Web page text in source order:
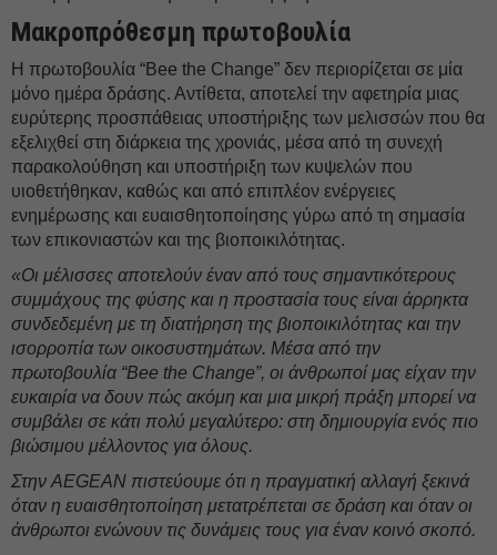
Μακροπρόθεσμη πρωτοβουλία
Η πρωτοβουλία “Bee the Change” δεν περιορίζεται σε μία
μόνο ημέρα δράσης. Αντίθετα, αποτελεί την αφετηρία μιας
ευρύτερης προσπάθειας υποστήριξης των μελισσών που θα
εξελιχθεί στη διάρκεια της χρονιάς, μέσα από τη συνεχή
παρακολούθηση και υποστήριξη των κυψελών που
υιοθετήθηκαν, καθώς και από επιπλέον ενέργειες
ενημέρωσης και ευαισθητοποίησης γύρω από τη σημασία
των επικονιαστών και της βιοποικιλότητας.
«Οι μέλισσες αποτελούν έναν από τους σημαντικότερους
συμμάχους της φύσης και η προστασία τους είναι άρρηκτα
συνδεδεμένη με τη διατήρηση της βιοποικιλότητας και την
ισορροπία των οικοσυστημάτων. Μέσα από την
πρωτοβουλία “Bee the Change”, οι άνθρωποί μας είχαν την
ευκαιρία να δουν πώς ακόμη και μια μικρή πράξη μπορεί να
συμβάλει σε κάτι πολύ μεγαλύτερο: στη δημιουργία ενός πιο
βιώσιμου μέλλοντος για όλους.
Στην AEGEAN πιστεύουμε ότι η πραγματική αλλαγή ξεκινά
όταν η ευαισθητοποίηση μετατρέπεται σε δράση και όταν οι
άνθρωποι ενώνουν τις δυνάμεις τους για έναν κοινό σκοπό.